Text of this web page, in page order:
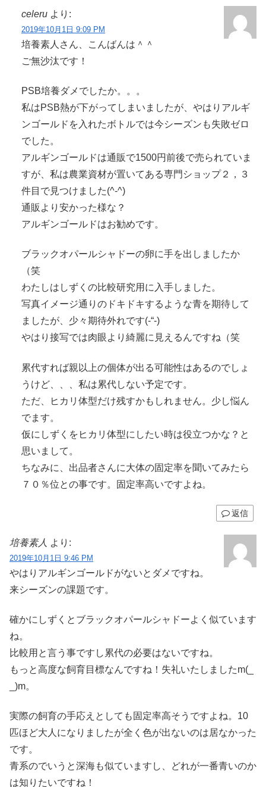
celeru より:
2019年10月1日 9:09 PM
培養素人さん、こんばんは＾＾
ご無沙汰です！
PSB培養ダメでしたか。。。
私はPSB熱が下がってしまいましたが、やはりアルギ
ンゴールドを入れたボトルでは今シーズンも失敗ゼロ
でした。
アルギンゴールドは通販で1500円前後で売られていま
すが、私は農業資材が置いてある専門ショップ２，３
件目で見つけました(^-^)
通販より安かった様な？
アルギンゴールドはお勧めです。
ブラックオパールシャドーの卵に手を出しましたか
（笑
わたしはしずくの比較研究用に入手しました。
写真イメージ通りのドキドキするような青を期待して
ましたが、少々期待外れです(-“-)
やはり接写では肉眼より綺麗に見えるんですね（笑
累代すれば親以上の個体が出る可能性はあるのでしょ
うけど、、、私は累代しない予定です。
ただ、ヒカリ体型だけ残すかもしれません。少し悩ん
でます。
仮にしずくをヒカリ体型にしたい時は役立つかな？と
思いまして。
ちなみに、出品者さんに大体の固定率を聞いてみたら
７０％位との事です。固定率高いですよね。
返信
培養素人 より:
2019年10月1日 9:46 PM
やはりアルギンゴールドがないとダメですね。
来シーズンの課題です。
確かにしずくとブラックオパールシャドーよく似ています
ね。
比較用と言う事ですし累代の必要はないですね。
もっと高度な飼育目標なんですね！失礼いたしましたm(_
_)m。
実際の飼育の手応えとしても固定率高そうですよね。10
匹ほど大人になりましたが全く色が出ないのは居なかった
です。
青系のでいうと深海も似ていますし、どれが一番青いのか
は知りたいですね！